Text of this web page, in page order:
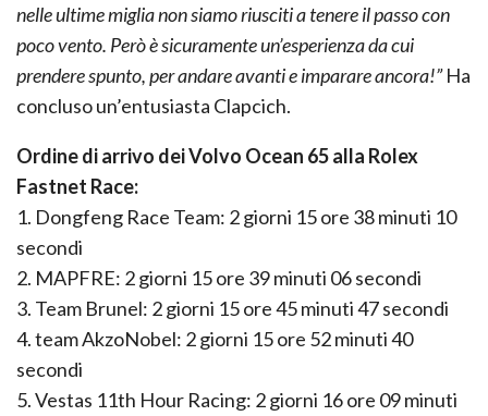
nelle ultime miglia non siamo riusciti a tenere il passo con
poco vento. Però è sicuramente un’esperienza da cui
prendere spunto, per andare avanti e imparare ancora!” Ha
concluso un’entusiasta Clapcich.
Ordine di arrivo dei Volvo Ocean 65 alla Rolex
Fastnet Race:
1. Dongfeng Race Team: 2 giorni 15 ore 38 minuti 10
secondi
2. MAPFRE: 2 giorni 15 ore 39 minuti 06 secondi
3. Team Brunel: 2 giorni 15 ore 45 minuti 47 secondi
4. team AkzoNobel: 2 giorni 15 ore 52 minuti 40
secondi
5. Vestas 11th Hour Racing: 2 giorni 16 ore 09 minuti